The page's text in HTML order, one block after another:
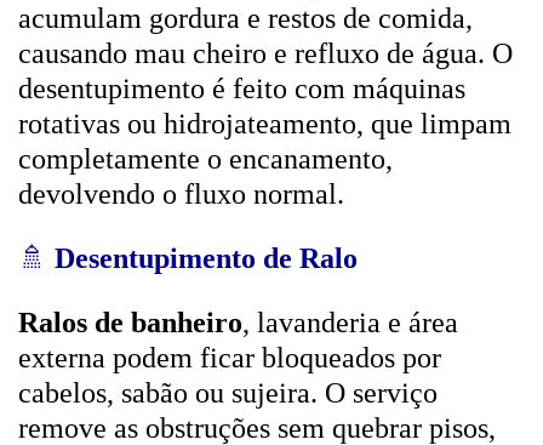
acumulam gordura e restos de comida,
causando mau cheiro e refluxo de água. O
desentupimento é feito com máquinas
rotativas ou hidrojateamento, que limpam
completamente o encanamento,
devolvendo o fluxo normal.
🚿 Desentupimento de Ralo
Ralos de banheiro, lavanderia e área
externa podem ficar bloqueados por
cabelos, sabão ou sujeira. O serviço
remove as obstruções sem quebrar pisos,